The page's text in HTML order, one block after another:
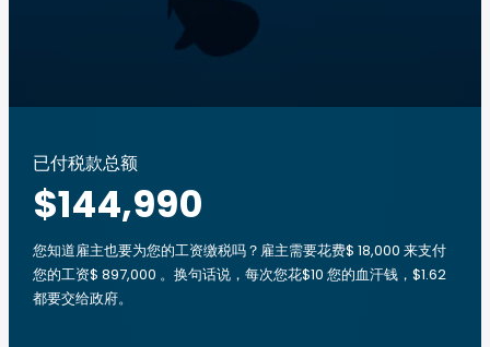
已付税款总额
$144,990
您知道雇主也要为您的工资缴税吗？雇主需要花费$ 18,000 来支付
您的工资$ 897,000 。换句话说，每次您花$10 您的血汗钱，$1.62
都要交给政府。